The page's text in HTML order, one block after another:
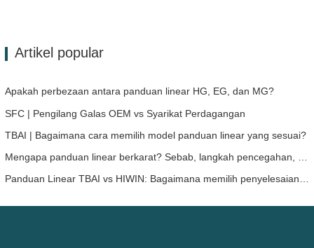
Artikel popular
Apakah perbezaan antara panduan linear HG, EG, dan MG?
SFC | Pengilang Galas OEM vs Syarikat Perdagangan
TBAI | Bagaimana cara memilih model panduan linear yang sesuai?
Panduan Linear TBAI vs HIWIN: Bagaimana memilih penyelesaian panduan linear yang sesuai untuk peranti anda?